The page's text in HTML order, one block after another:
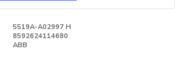
5519A-A02997 H
8592624114680
ABB